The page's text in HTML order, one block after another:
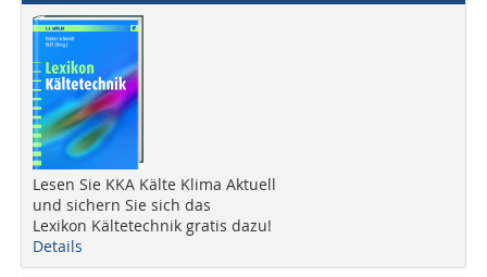
Lesen Sie KKA Kälte Klima Aktuell
und sichern Sie sich das
Lexikon Kältetechnik gratis dazu!
Details